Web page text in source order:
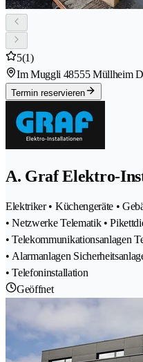
5(1)
Im Muggli 48555 Müllheim
Termin reservieren
A. Graf Elektro-
Elektriker • Küchengeräte •
• Netzwerke Telematik •
• Telekommunikationsanlagen
• Alarmanlagen
• Telefoninstallation
Geöffnet